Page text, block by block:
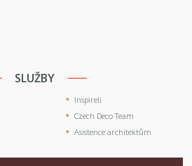
SLUŽBY
Inspireli
Czech Deco Team
Asistence architektům